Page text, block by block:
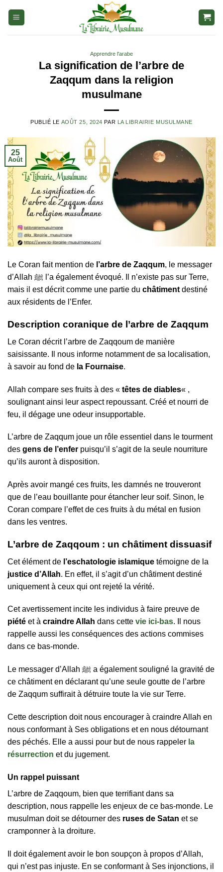
Apprendre l'arabe
La signification de l’arbre de
Zaqqum dans la religion
musulmane
PUBLIÉ LE AOÛT 25, 2024 PAR LA LIBRAIRIE MUSULMANE
25
Août
Le Coran fait mention de l’arbre de Zaqqum, le messager
d’Allah ﷺ l’a également évoqué. Il n’existe pas sur Terre,
mais il est décrit comme une partie du châtimentdestiné
aux résidents de l’Enfer.
Description coranique de l’arbre de Zaqqum
Le Coran décrit l’arbre de Zaqqoum de manière
saisissante. Il nous informe notamment de sa localisation,
à savoir au fond de la Fournaise.
Allah compare ses fruits à des « têtes de diables« ,
soulignant ainsi leur aspect repoussant. Créé et nourri de
feu, il dégage une odeur insupportable.
L’arbre de Zaqqum joue un rôle essentiel dans le tourment
des gens de l’enfer puisqu’il s’agit de la seule nourriture
qu’ils auront à disposition.
Après avoir mangé ces fruits, les damnés ne trouveront
que de l’eau bouillante pour étancher leur soif. Sinon, le
Coran compare l’effet de ces fruits à du métal en fusion
dans les ventres.
L’arbre de Zaqqoum : un châtiment dissuasif
Cet élément de l’eschatologie islamique témoigne de la
justice d’Allah. En effet, il s’agit d’un châtiment destiné
uniquement à ceux qui ont rejeté la vérité.
Cet avertissement incite les individus à faire preuve de
piété et à craindre Allah dans cette vie ici-bas. Il nous
rappelle aussi les conséquences des actions commises
dans ce bas-monde.
Le messager d’Allah ﷺ a également souligné la gravité de
ce châtiment en déclarant qu’une seule goutte de l’arbre
de Zaqqum suffirait à détruire toute la vie sur Terre.
Cette description doit nous encourager à craindre Allah en
nous conformant à Ses obligations et en nous détournant
des péchés. Elle a aussi pour but de nous rappeler la
résurrection et du jugement.
Un rappel puissant
L’arbre de Zaqqoum, bien que terrifiant dans sa
description, nous rappelle les enjeux de ce bas-monde. Le
musulman doit se détourner des ruses de Satan et se
cramponner à la droiture.
Il doit également avoir le bon soupçon à propos d’Allah,
qui n’est pas injuste. En se conformant à Ses injonctions, il